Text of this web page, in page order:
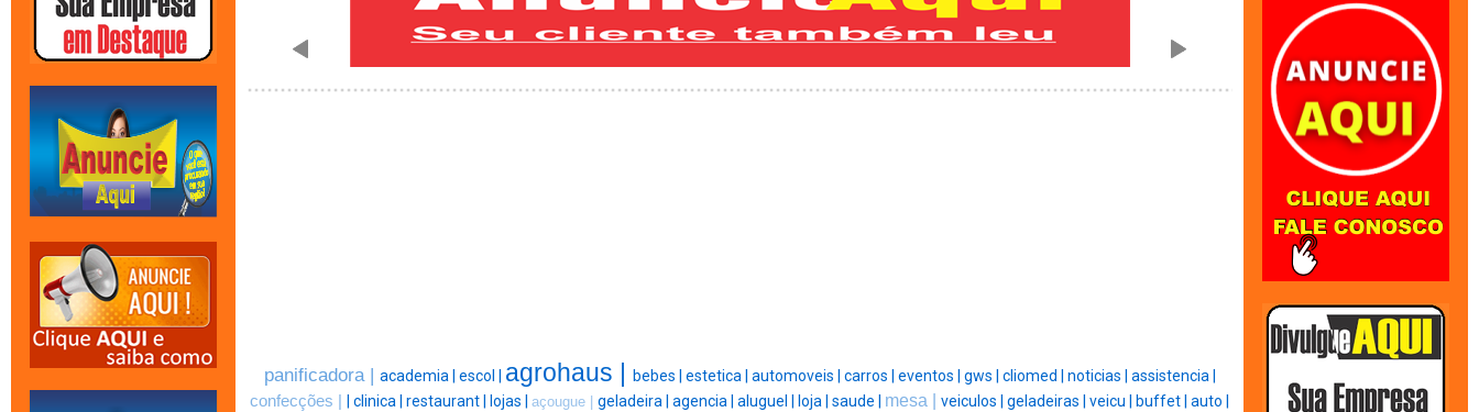
panificadora | academia | escol | agrohaus | bebes | estetica | automoveis | carros | eventos | gws | cliomed | noticias | assistencia |
confecções |
clinica | restaurant | lojas | açougue | geladeira | agencia | aluguel | loja | saude | mesa | veiculos | geladeiras | veicu | buffet | auto |